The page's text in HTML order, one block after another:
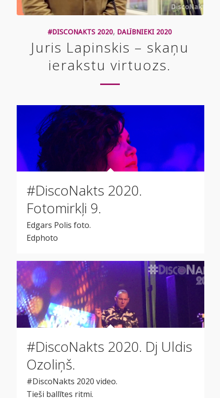
#DISCONAKTS 2020, DALĪBNIEKI 2020
Juris Lapinskis – skaņu
ierakstu virtuozs.
#DiscoNakts 2020.
Fotomirkļi 9.
Edgars Polis foto.
Edphoto
#DiscoNakts 2020. Dj Uldis
Ozoliņš.
#DiscoNakts 2020 video.
Tieši ballītes ritmi.